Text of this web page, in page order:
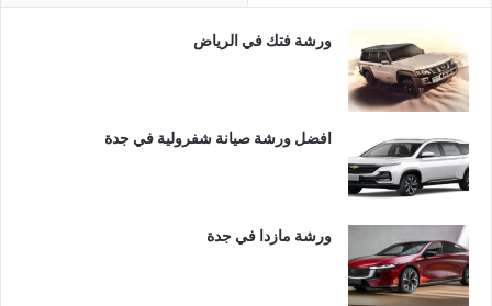
ورشة فتك في الرياض
افضل ورشة صيانة شفرولية في جدة
ورشة مازدا في جدة